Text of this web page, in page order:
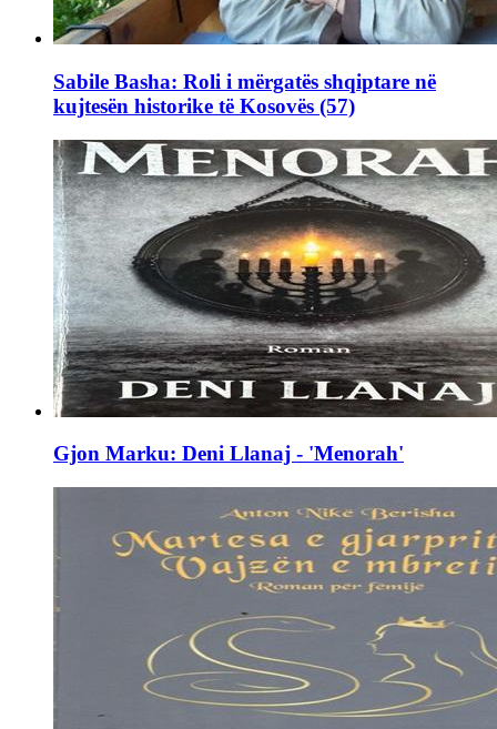
Sabile Basha: Roli i mërgatës shqiptare në
kujtesën historike të Kosovës (57)
Gjon Marku: Deni Llanaj - 'Menorah'